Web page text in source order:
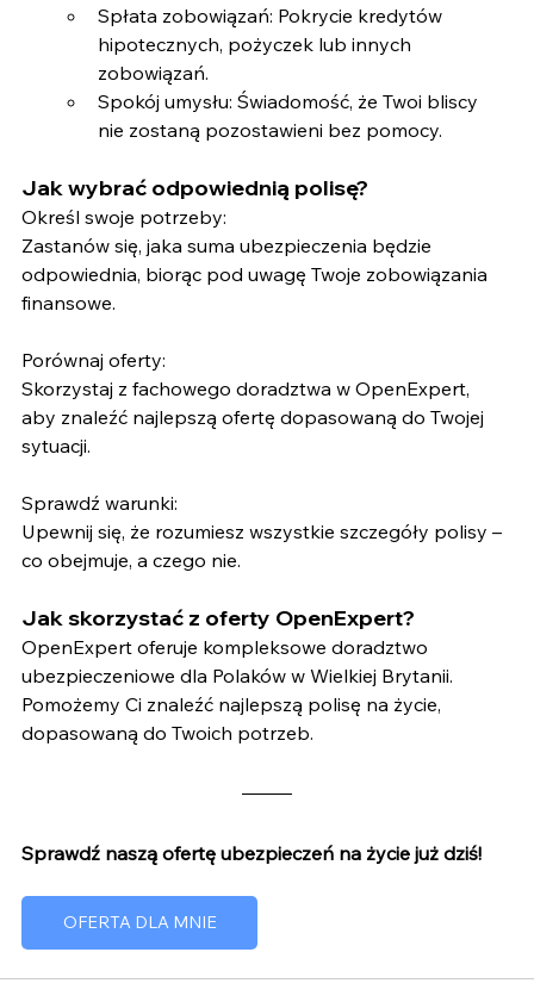
Spłata zobowiązań: Pokrycie kredytów
hipotecznych, pożyczek lub innych
zobowiązań.
Spokój umysłu: Świadomość, że Twoi bliscy
nie zostaną pozostawieni bez pomocy.
Jak wybrać odpowiednią polisę?
Określ swoje potrzeby:
Zastanów się, jaka suma ubezpieczenia będzie
odpowiednia, biorąc pod uwagę Twoje zobowiązania
finansowe.
Porównaj oferty:
Skorzystaj z fachowego doradztwa w OpenExpert,
aby znaleźć najlepszą ofertę dopasowaną do Twojej
sytuacji.
Sprawdź warunki:
Upewnij się, że rozumiesz wszystkie szczegóły polisy –
co obejmuje, a czego nie.
Jak skorzystać z oferty OpenExpert?
OpenExpert oferuje kompleksowe doradztwo
ubezpieczeniowe dla Polaków w Wielkiej Brytanii.
Pomożemy Ci znaleźć najlepszą polisę na życie,
dopasowaną do Twoich potrzeb.
Sprawdź naszą ofertę ubezpieczeń na życie już dziś!
OFERTA DLA MNIE